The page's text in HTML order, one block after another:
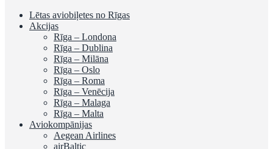
Lētas aviobiļetes no Rīgas
Akcijas
Rīga – Londona
Rīga – Dublina
Rīga – Milāna
Rīga – Oslo
Rīga – Roma
Rīga – Venēcija
Rīga – Malaga
Rīga – Malta
Aviokompānijas
Aegean Airlines
airBaltic